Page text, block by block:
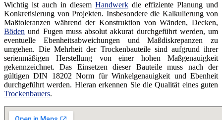
Wichtig ist auch in diesem Handwerk die effiziente Planung und
Konkretisierung von Projekten. Insbesondere die Kalkulierung von
Maßtoleranzen während der Konstruktion von Wänden, Decken,
Böden und Fugen muss absolut akkurat durchgeführt werden, um
eventuelle Ebenheitsabweichungen und Maßdiskrepanzen zu
umgehen. Die Mehrheit der Trockenbauteile sind aufgrund ihrer
serienmäßigen Herstellung von einer hohen Maßgenauigkeit
gekennzeichnet. Das Einsetzen dieser Bauteile muss nach der
gültigen DIN 18202 Norm für Winkelgenauigkeit und Ebenheit
durchgeführt werden. Hieran erkennen Sie die Qualität eines guten
Trockenbauers.